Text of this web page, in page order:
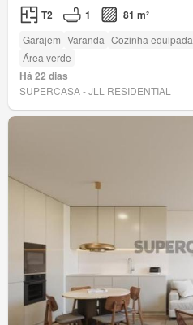
T2 1 81 m²
Garajem Varanda Cozinha equipada
Área verde
Há 22 dias
SUPERCASA - JLL RESIDENTIAL